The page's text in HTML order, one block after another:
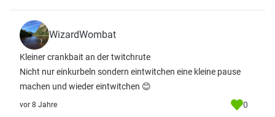
WizardWombat
Kleiner crankbait an der twitchrute
Nicht nur einkurbeln sondern eintwitchen eine kleine pause
machen und wieder eintwitchen 😊
vor 8 Jahre 0